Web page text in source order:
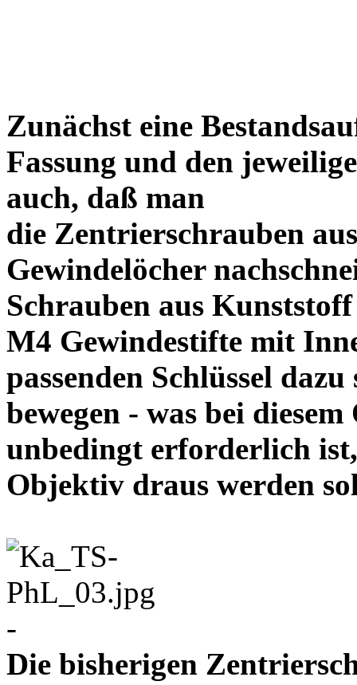
Zunächst eine
Fassung und den
auch, daß man
die Zentrierschrauben
Gewindelöcher
Schrauben aus
M4 Gewindestifte mit
passenden Schlüssel
bewegen - was bei
unbedingt erforderlich
Objektiv draus
-
Die bisherigen